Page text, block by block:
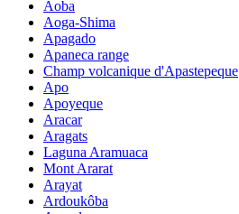
Aoba
Aoga-Shima
Apagado
Apaneca range
Champ volcanique d'Apastepeque
Apo
Apoyeque
Aracar
Aragats
Laguna Aramuaca
Mont Ararat
Arayat
Ardoukôba